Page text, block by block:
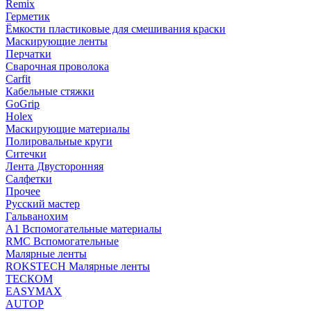
Remix
Герметик
Ёмкости пластиковые для смешивания краски
Маскирующие ленты
Перчатки
Сварочная проволока
Carfit
Кабельные стяжки
GoGrip
Holex
Маскирующие материалы
Полировальные круги
Ситечки
Лента Двусторонняя
Салфетки
Прочее
Русский мастер
Гальванохим
А1 Вспомогательные материалы
RMC Вспомогательные
Малярные ленты
ROKSTECH Малярные ленты
ТЕСКОМ
EASYMAX
AUTOP